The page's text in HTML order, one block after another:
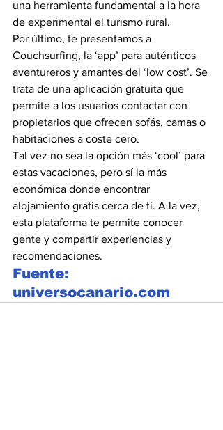
una herramienta fundamental a la hora
de experimental el turismo rural.
Por último, te presentamos a
Couchsurfing, la ‘app’ para auténticos
aventureros y amantes del ‘low cost’. Se
trata de una aplicación gratuita que
permite a los usuarios contactar con
propietarios que ofrecen sofás, camas o
habitaciones a coste cero.
Tal vez no sea la opción más ‘cool’ para
estas vacaciones, pero sí la más
económica donde encontrar
alojamiento gratis cerca de ti. A la vez,
esta plataforma te permite conocer
gente y compartir experiencias y
recomendaciones.
Fuente:
universocanario.com